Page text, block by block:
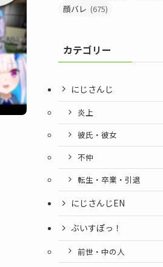
顔バレ (675)
カテゴリー
にじさんじ
炎上
彼氏・彼女
不仲
転生・卒業・引退
にじさんじEN
ぶいすぽっ！
前世・中の人